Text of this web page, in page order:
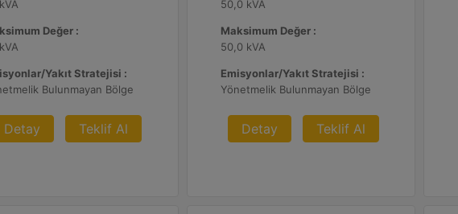
Değer :
Yakıt Stratejisi :
Bulunmayan Bölge
Detay Teklif Al
50,0 kVA
Maksimum Değer :
50,0 kVA
Emisyonlar/Yakıt Stratejisi :
Yönetmelik Bulunmayan Bölge
Detay Teklif Al